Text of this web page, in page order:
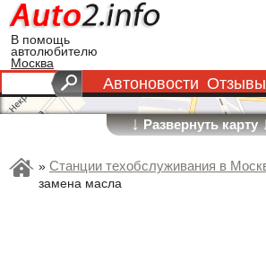
В помощь
автолюбителю
Москва
Автоновости Отзывы
↓Развернуть карту
» Станции техобслуживания в
замена масла